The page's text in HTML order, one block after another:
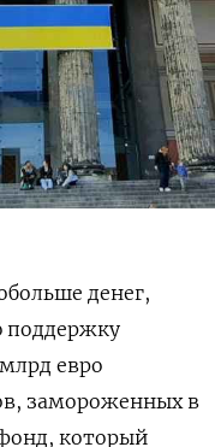
денег,
поддержку
евро
замороженных в
который